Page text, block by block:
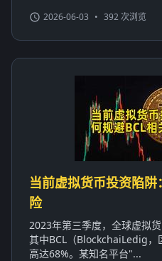
2026-06-03 • 392 次浏览
当前虚拟货币投资陷
险
2023年第三季度，全球虚拟
其中BCL（BlockchaiLedig，
高达68%。某知名平台"...